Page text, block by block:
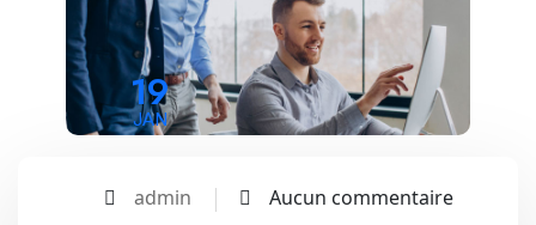
19
JAN
admin Aucun commentaire